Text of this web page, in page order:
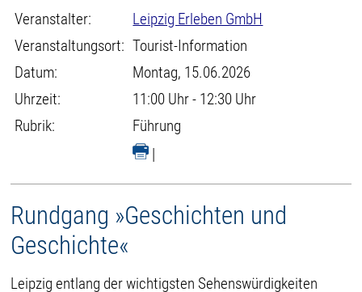
Veranstalter:
Leipzig Erleben GmbH
Veranstaltungsort: Tourist-Information
Datum:
Montag, 15.06.2026
Uhrzeit:
11:00 Uhr - 12:30 Uhr
Rubrik:
Führung
|
Rundgang »Geschichten und
Geschichte«
Leipzig entlang der wichtigsten Sehenswürdigkeiten